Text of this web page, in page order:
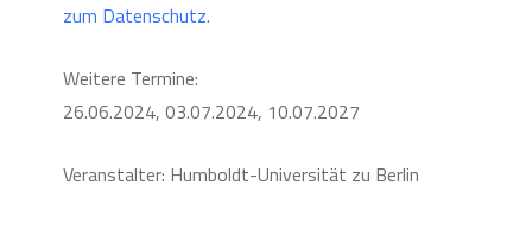
zum Datenschutz.
Weitere Termine:
26.06.2024, 03.07.2024, 10.07.2027
Veranstalter: Humboldt-Universität zu Berlin